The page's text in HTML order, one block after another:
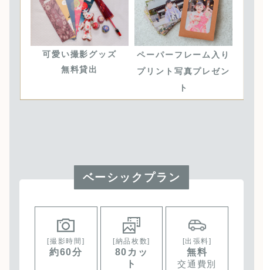
可愛い撮影グッズ
無料貸出
ペーパーフレーム入り
プリント写真プレゼン
ト
ベーシックプラン
[撮影時間]
約60分
[納品枚数]
80カッ
ト
[出張料]
無料
交通費別